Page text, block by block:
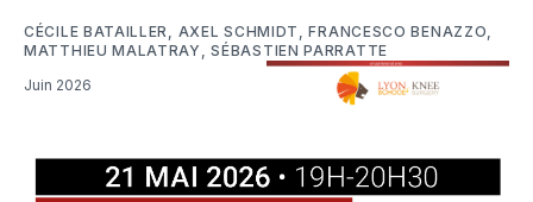
CÉCILE BATAILLER AXEL SCHMIDT ,FRANCESCO BENAZZO
MATTHIEU MALATRAY
,SÉBASTIEN PARRATTE
Juin 2026